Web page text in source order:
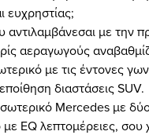
ευχρηστίας;
αντιλαμβάνεσαι με την
αεραγωγούς
με τις έντονες
διαστάσεις SUV.
Mercedes με
EQ λεπτομέρειες, σου